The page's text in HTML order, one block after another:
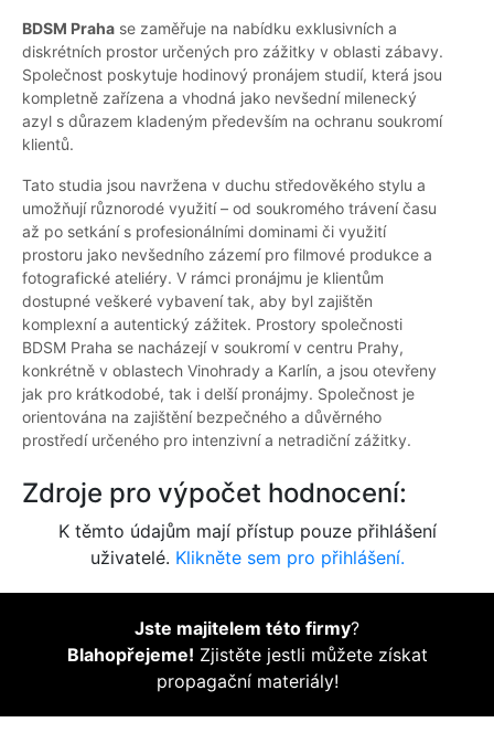
BDSM Praha se zaměřuje na nabídku exklusivních a
diskrétních prostor určených pro zážitky v oblasti zábavy.
Společnost poskytuje hodinový pronájem studií, která jsou
kompletně zařízena a vhodná jako nevšední milenecký
azyl s důrazem kladeným především na ochranu soukromí
klientů.
Tato studia jsou navržena v duchu středověkého stylu a
umožňují různorodé využití – od soukromého trávení času
až po setkání s profesionálními dominami či využití
prostoru jako nevšedního zázemí pro filmové produkce a
fotografické ateliéry. V rámci pronájmu je klientům
dostupné veškeré vybavení tak, aby byl zajištěn
komplexní a autentický zážitek. Prostory společnosti
BDSM Praha se nacházejí v soukromí v centru Prahy,
konkrétně v oblastech Vinohrady a Karlín, a jsou otevřeny
jak pro krátkodobé, tak i delší pronájmy. Společnost je
orientována na zajištění bezpečného a důvěrného
prostředí určeného pro intenzivní a netradiční zážitky.
Zdroje pro výpočet hodnocení:
K těmto údajům mají přístup pouze přihlášení
uživatelé. Klikněte sem pro přihlášení.
Jste majitelem této firmy?
Blahopřejeme! Zjistěte jestli můžete získat
propagační materiály!